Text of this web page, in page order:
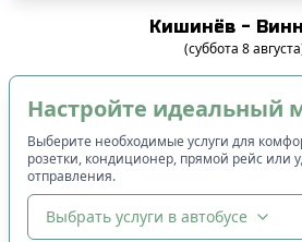
Кишинёв -
(суббота 8 августа
Настройте идеальный
Выберите необходимые услуги для
розетки, кондиционер, прямой рейс или
отправления.
Выбрать услуги в автобусе